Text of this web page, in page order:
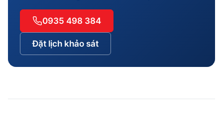
0935 498 384
Đặt lịch khảo sát